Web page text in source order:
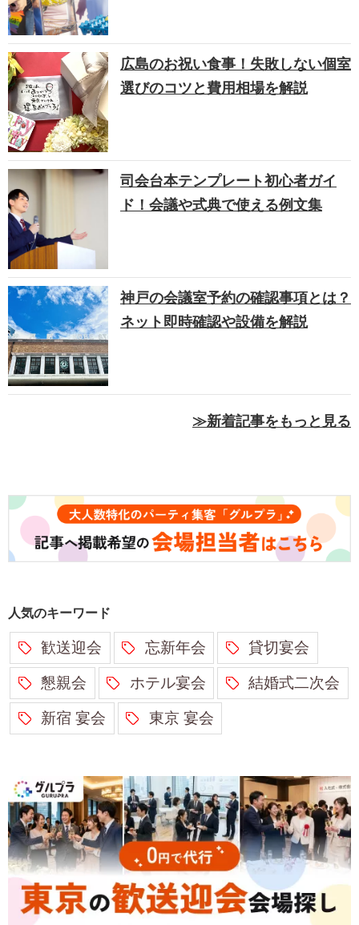
広島のお祝い食事！失敗しない個室
選びのコツと費用相場を解説
司会台本テンプレート初心者ガイ
ド！会議や式典で使える例文集
神戸の会議室予約の確認事項とは？
ネット即時確認や設備を解説
≫新着記事をもっと見る
人気のキーワード
歓送迎会 忘新年会 貸切宴会
懇親会 ホテル宴会 結婚式二次会
新宿 宴会 東京 宴会